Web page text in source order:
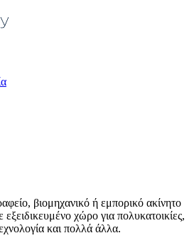
βιομηχανικό ή εμπορικό ακίνητο
χώρο για πολυκατοικίες,
και πολλά άλλα.